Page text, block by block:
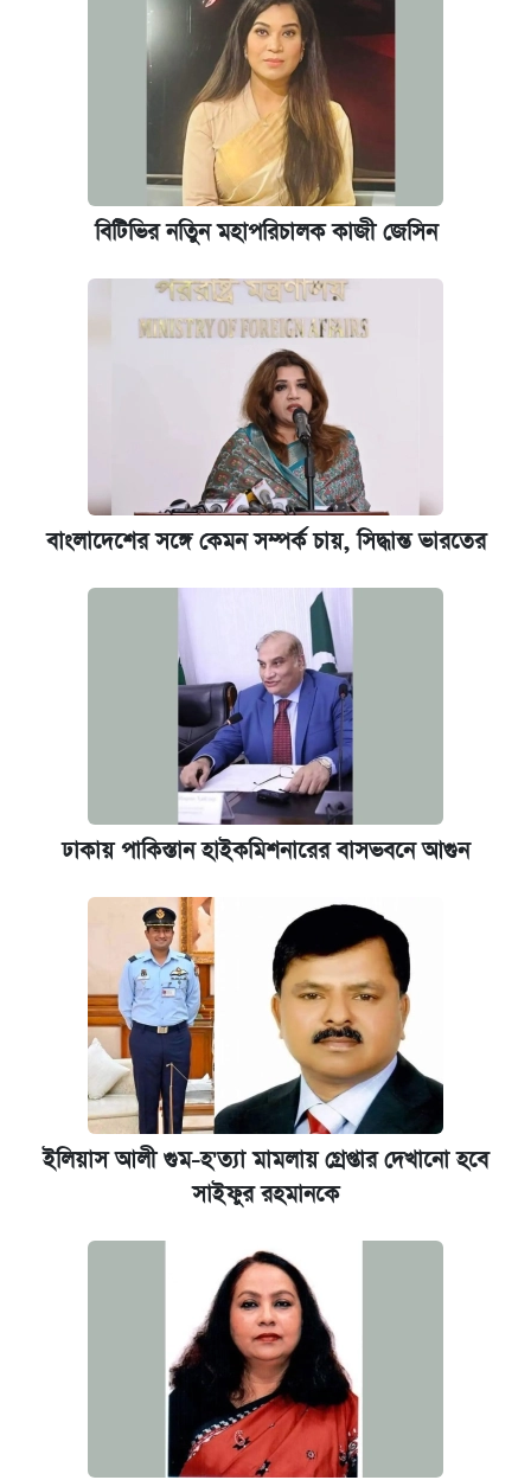
প্রতিষ্ঠান প্রধানদের ভাইভা শুরুর নির্দেশ শিক্ষামন্ত্রীর
বিটিভির নতিুন মহাপরিচালক কাজী জেসিন
বাংলাদেশের সঙ্গে কেমন সম্পর্ক চায়, সিদ্ধান্ত ভারতের
ঢাকায় পাকিস্তান হাইকমিশনারের বাসভবনে আগুন
ইলিয়াস আলী গুম-হ'ত্যা মামলায় গ্রেপ্তার দেখানো হবে
সাইফুর রহমানকে